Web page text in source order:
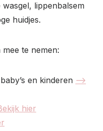
lippenbalsem
huidjes.
te nemen:
en kinderen –>
hier